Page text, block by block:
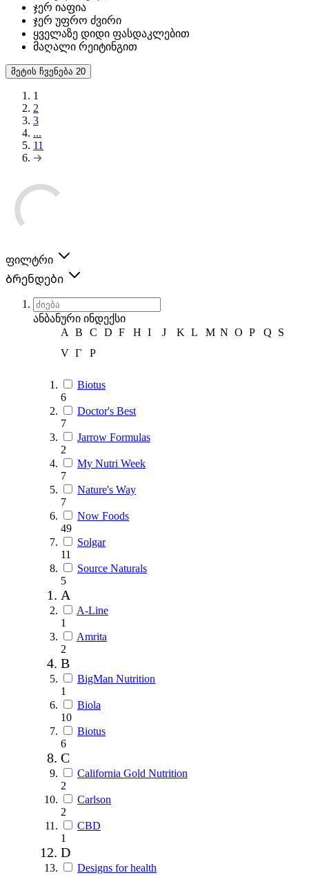
ჯერ იაფია
ჯერ უფრო ძვირი
ყველაზე დიდი ფასდაკლებით
მაღალი რეიტინგით
მეტის ჩვენება 20
1
2
3
...
11
ფილტრი
Ბრენდები
ანბანური ინდექსი
A
B C D F H I J K L M N O P Q
S
V Г Р
Biotus
6
Doctor's Best
7
Jarrow Formulas
2
My Nutri Week
7
Nature's Way
7
Now Foods
49
Solgar
11
Source Naturals
5
A
A-Line
1
Amrita
2
B
BigMan Nutrition
1
Biola
10
Biotus
6
C
California Gold Nutrition
2
Carlson
2
CBD
1
D
Designs for health